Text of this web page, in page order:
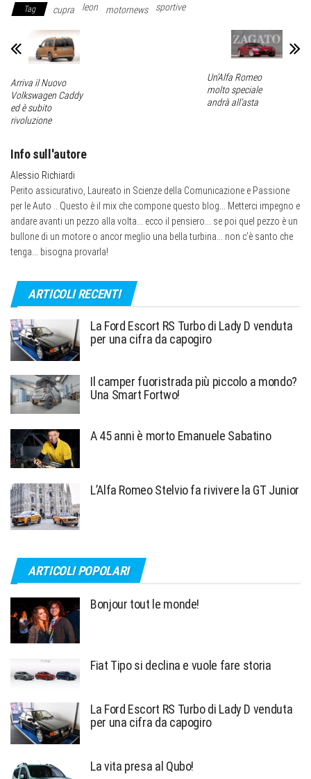
Tag cupra leon motornews sportive
Arriva il Nuovo
Volkswagen Caddy
ed è subito
rivoluzione
Un’Alfa Romeo
molto speciale
andrà all’asta
Info sull'autore
Alessio Richiardi
Perito assicurativo, Laureato in Scienze della Comunicazione e Passione
per le Auto .. Questo è il mix che compone questo blog... Metterci impegno e
andare avanti un pezzo alla volta... ecco il pensiero... se poi quel pezzo è un
bullone di un motore o ancor meglio una bella turbina... non c’è santo che
tenga... bisogna provarla!
ARTICOLI RECENTI
La Ford Escort RS Turbo di Lady D venduta
per una cifra da capogiro
Il camper fuoristrada più piccolo a mondo?
Una Smart Fortwo!
A 45 anni è morto Emanuele Sabatino
L’Alfa Romeo Stelvio fa rivivere la GT Junior
ARTICOLI POPOLARI
Bonjour tout le monde!
Fiat Tipo si declina e vuole fare storia
La Ford Escort RS Turbo di Lady D venduta
per una cifra da capogiro
La vita presa al Qubo!